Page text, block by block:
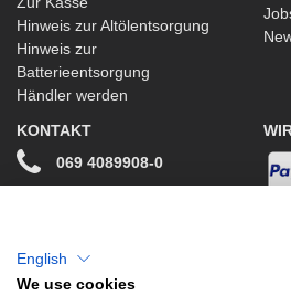
Hinweis zur Altölentsorgung
Hinweis zur
Batterieentsorgung
Händler werden
KONTAKT
069 4089908-0
English
We use cookies